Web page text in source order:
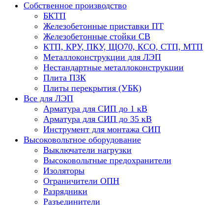
Собственное производство
БКТП
Железобетонные приставки ПТ
Железобетонные стойки СВ
КТП, КРУ, ПКУ, ЩО70, КСО, СТП, МТП
Металлоконструкции для ЛЭП
Нестандартные металлоконструкции
Плита ПЗК
Плиты перекрытия (УБК)
Все для ЛЭП
Арматура для СИП до 1 кВ
Арматура для СИП до 35 кВ
Инструмент для монтажа СИП
Высоковольтное оборудование
Выключатели нагрузки
Высоковольтные предохранители
Изоляторы
Ограничители ОПН
Разрядники
Разъединители